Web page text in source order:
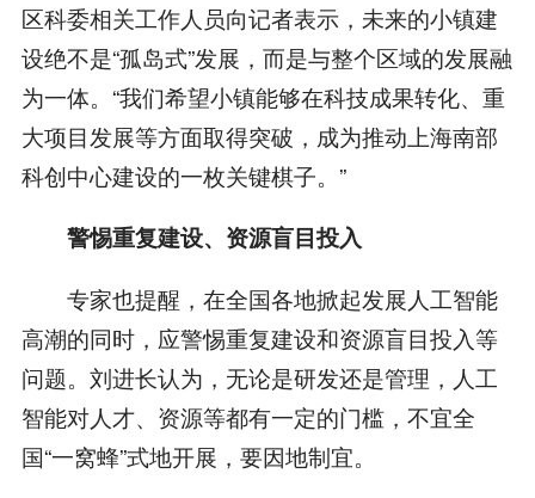
区科委相关工作人员向记者表示，未来的小镇建
设绝不是“孤岛式”发展，而是与整个区域的发展融
为一体。“我们希望小镇能够在科技成果转化、重
大项目发展等方面取得突破，成为推动上海南部
科创中心建设的一枚关键棋子。”
警惕重复建设、资源盲目投入
专家也提醒，在全国各地掀起发展人工智能
高潮的同时，应警惕重复建设和资源盲目投入等
问题。刘进长认为，无论是研发还是管理，人工
智能对人才、资源等都有一定的门槛，不宜全
国“一窝蜂”式地开展，要因地制宜。